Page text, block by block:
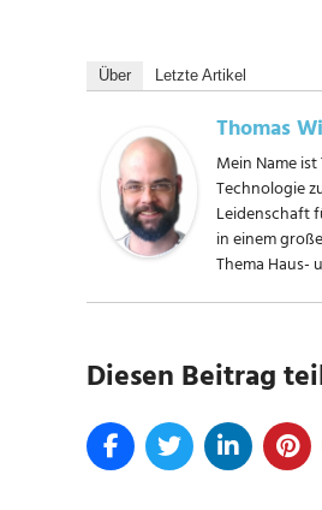
Über Letzte Artikel
Thomas
Mein Name
Technologie
Leidenschaft
in einem
Thema Haus-
Diesen Beitrag